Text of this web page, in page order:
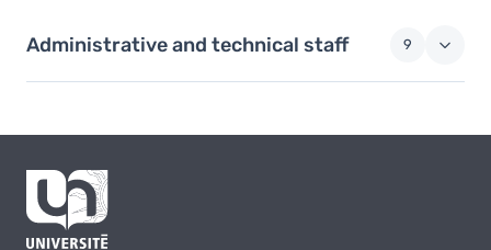
Administrative and technical staff 9